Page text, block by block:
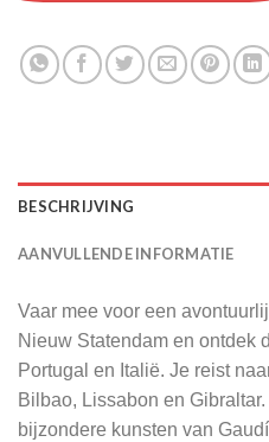
BESCHRIJVING
AANVULLENDE INFORMATIE
Vaar mee voor een
Nieuw Statendam en ontdek
Portugal en Italië. Je reist
Bilbao, Lissabon en
bijzondere kunsten van